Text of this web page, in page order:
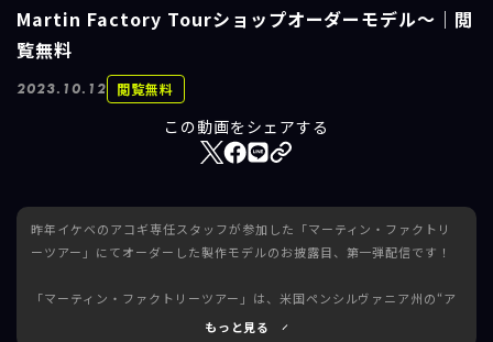
Martin Factory Tourショップオーダーモデル～｜閲
覧無料
2023.10.12 閲覧無料
この動画をシェアする
昨年イケベのアコギ専任スタッフが参加した「マーティン・ファクトリ
ーツアー」にてオーダーした製作モデルのお披露目、第一弾配信です！
「マーティン・ファクトリーツアー」は、米国ペンシルヴァニア州の“ア
コースティックギターの聖地”ナザレス・マーティン・ファクトリーにて
もっと見る